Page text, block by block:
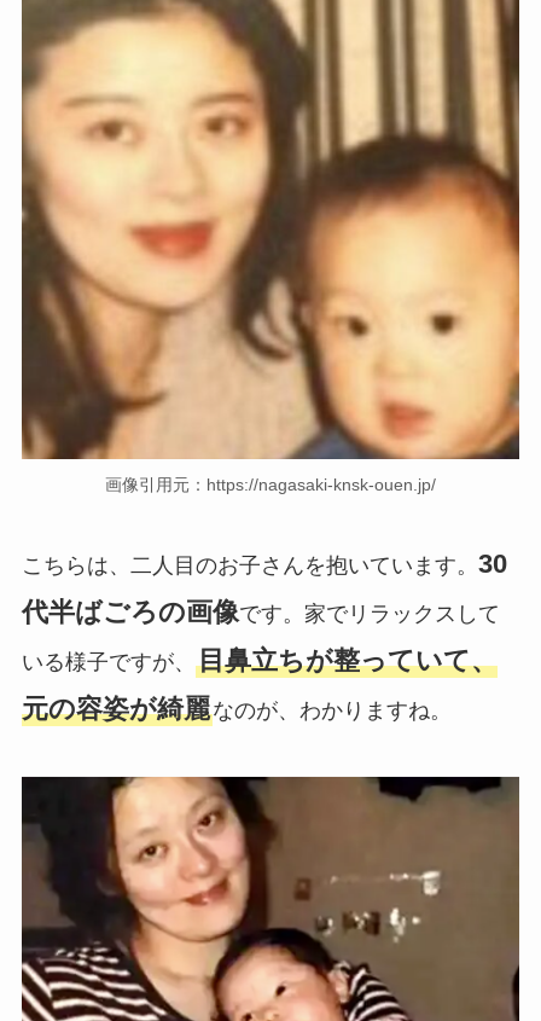
画像引用元：https://nagasaki-knsk-ouen.jp/
こちらは、二人目のお子さんを抱いています。 30
代半ばごろの画像です。家でリラックスして
いる様子ですが、 目鼻立ちが整っていて、
元の容姿が綺麗なのが、わかりますね。